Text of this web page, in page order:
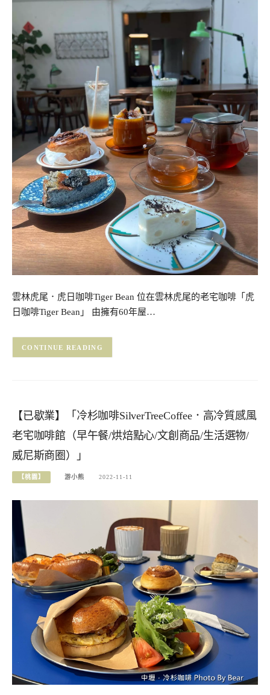
雲林虎尾．虎日咖啡Tiger Bean 位在雲林虎尾的老宅咖啡「虎
日咖啡Tiger Bean」 由擁有60年屋…
CONTINUE READING
【已歇業】「冷杉咖啡SilverTreeCoffee．高冷質感風
老宅咖啡館（早午餐/烘焙點心/文創商品/生活選物/
威尼斯商圈）」
【桃園】 游小熊 2022-11-11